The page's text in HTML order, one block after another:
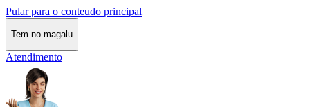
Pular para o conteudo principal
Tem no magalu
Atendimento